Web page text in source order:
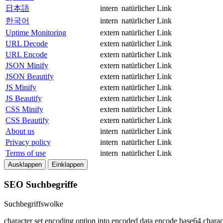
日本語
intern natürlicher Link
한국어
intern natürlicher Link
Uptime Monitoring
extern natürlicher Link
URL Decode
extern natürlicher Link
URL Encode
extern natürlicher Link
JSON Minify
extern natürlicher Link
JSON Beautify
extern natürlicher Link
JS Minify
extern natürlicher Link
JS Beautify
extern natürlicher Link
CSS Minify
extern natürlicher Link
CSS Beautify
extern natürlicher Link
About us
intern natürlicher Link
Privacy policy
intern natürlicher Link
Terms of use
intern natürlicher Link
Ausklappen Einklappen
SEO Suchbegriffe
Suchbegriffswolke
character set encoding option into encoded data encode base64